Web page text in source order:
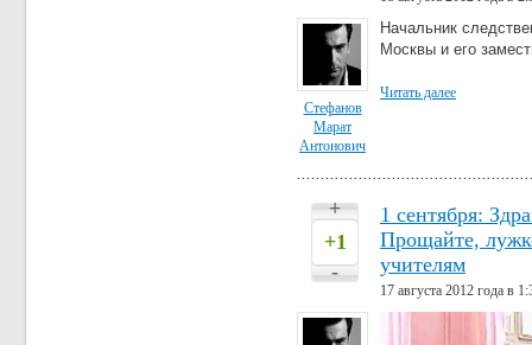
Стефанов
Марат
Антонович
Начальник
Москвы и его
Читать далее
+
+1
-
1 сентября:
Прощайте,
учителям
17 августа 2012 года в